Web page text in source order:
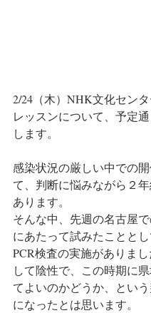
2/24（木）NHK文化セン
レッスンについて、予定
します。
感染状況の厳しい中での
て、判断に悩みながら２
あります。
そんな中、先週の名古屋
にあたって試みたことと
PCR検査の実施がありま
して陰性で、この時期に
てよいのかどうか、とい
になったとは思います。